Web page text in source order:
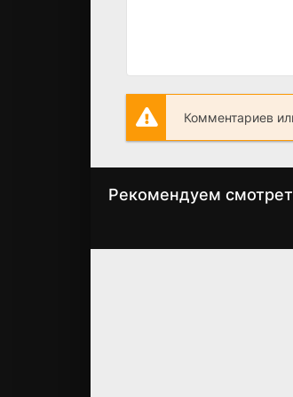
Комментариев
Рекомендуем